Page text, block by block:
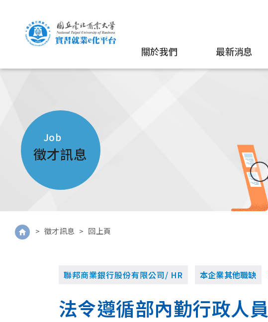
關於我們 最新消息
Job
徵才訊息
> 徵才訊息 > 回上頁
聯邦商業銀行股份有限公司/ HR 本企業其他職缺
法令遵循部內勤行政人員